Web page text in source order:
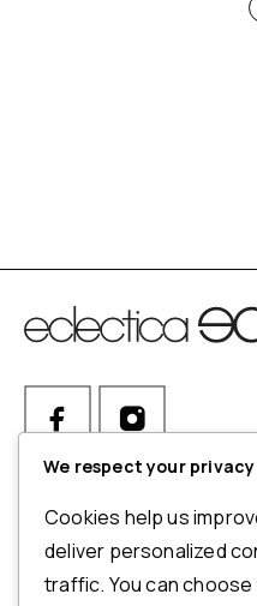
Ja Jums ir kādi jautājumi par
pasūtījumu, produktiem vai
mūsu pakalpojumiem,
lūdzu, sazinieties ar mūsu
We respect your privacy
Cookies help us
deliver personalized
traffic. You can